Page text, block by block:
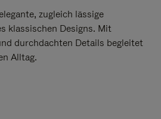
zugleich lässige
klassischen Designs. Mit
durchdachten Details begleitet
Alltag.